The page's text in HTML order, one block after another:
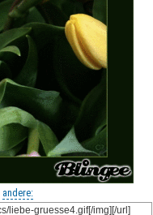
andere: